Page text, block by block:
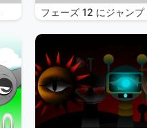
フェーズ 12 にジャンプ